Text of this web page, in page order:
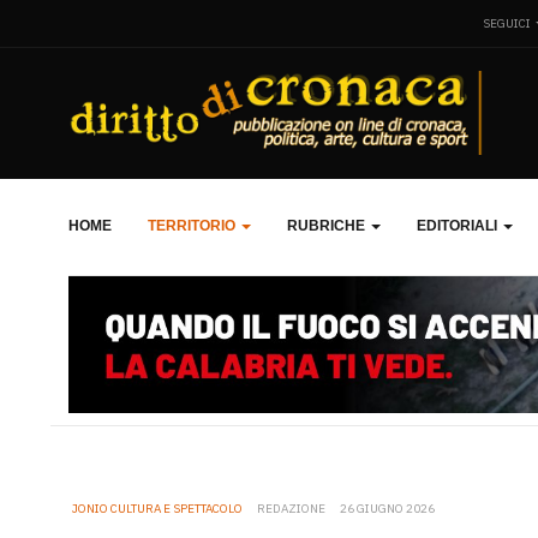
SEGUICI
HOME TERRITORIO RUBRICHE EDITORIALI
JONIO CULTURA E SPETTACOLO REDAZIONE 26 GIUGNO 2026